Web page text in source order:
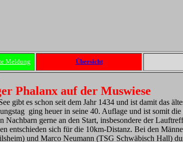
Meldung Übersicht
Phalanx auf der Muswiese
gibt es schon seit dem Jahr 1434 und ist damit das
ging heuer in seine 40. Auflage und ist somit
Nachbarn gerne an den Start, insbesondere der
entschieden sich für die 10km-Distanz. Bei den
und Marco Neumann (TSG Schwäbisch Hall)